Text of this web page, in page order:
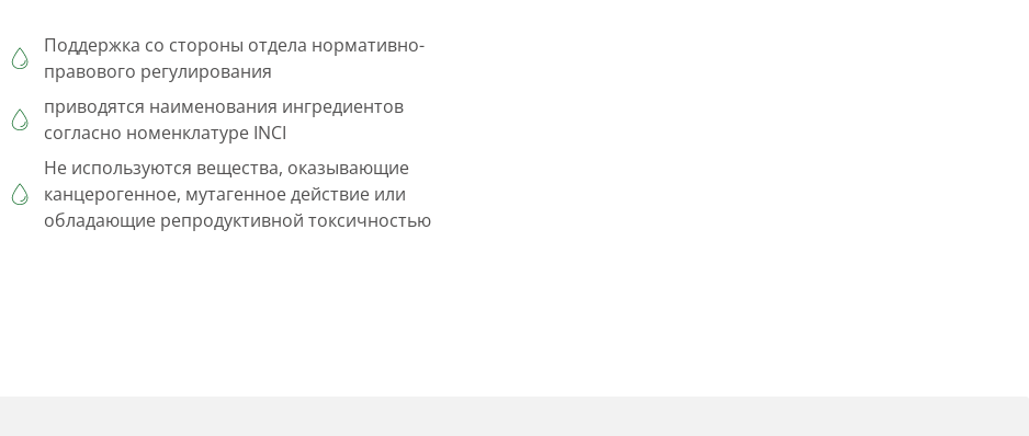
Поддержка со стороны отдела нормативно-
правового регулирования
приводятся наименования ингредиентов
согласно номенклатуре INCI
Не используются вещества, оказывающие
канцерогенное, мутагенное действие или
обладающие репродуктивной токсичностью